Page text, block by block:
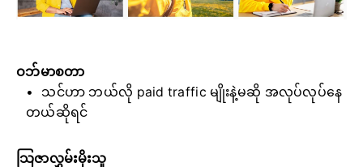
ဝဘ်မာစတာ
သင်ဟာ ဘယ်လို paid traffic မျိုးနဲ့မဆို အလုပ်လုပ်နေ
တယ်ဆိုရင်
သြဇာလွှမ်းမိုးသူ